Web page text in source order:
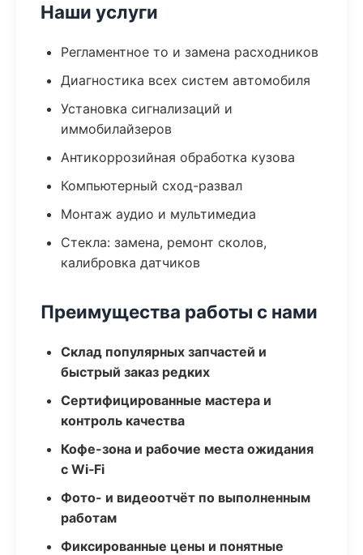
Наши услуги
Регламентное то и замена расходников
Диагностика всех систем автомобиля
Установка сигнализаций и
иммобилайзеров
Антикоррозийная обработка кузова
Компьютерный сход-развал
Монтаж аудио и мультимедиа
Стекла: замена, ремонт сколов,
калибровка датчиков
Преимущества работы с нами
Склад популярных запчастей и
быстрый заказ редких
Сертифицированные мастера и
контроль качества
Кофе-зона и рабочие места ожидания
с Wi‑Fi
Фото- и видеоотчёт по выполненным
работам
Фиксированные цены и понятные